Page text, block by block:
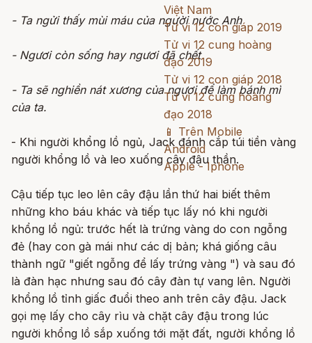
Việt Nam
Tử vi 12 con giáp 2019
Tử vi 12 cung hoàng
đạo 2019
Tử vi 12 con giáp 2018
Tử vi 12 cung hoàng
đạo 2018
📱 Trên Mobile
Android
Apple - Iphone
- Ta ngửi thấy mùi máu của người nước Anh
- Ngươi còn sống hay ngươi đã chết
- Ta sẽ nghiền nát xương của ngươi để làm bánh mì
của ta.
- Khi người khổng lồ ngủ, Jack đánh cắp túi tiền vàng
người khổng lồ và leo xuống cây đậu thần.
Cậu tiếp tục leo lên cây đậu lần thứ hai biết thêm
những kho báu khác và tiếp tục lấy nó khi người
khổng lồ ngủ: trước hết là trứng vàng do con ngỗng
đẻ (hay con gà mái như các dị bản; khá giống câu
thành ngữ "giết ngỗng để lấy trứng vàng ") và sau đó
là đàn hạc nhưng sau đó cây đàn tự vang lên. Người
khổng lồ tỉnh giấc đuổi theo anh trên cây đậu. Jack
gọi mẹ lấy cho cây rìu và chặt cây đậu trong lúc
người khổng lồ sắp xuống tới mặt đất, người khổng lồ